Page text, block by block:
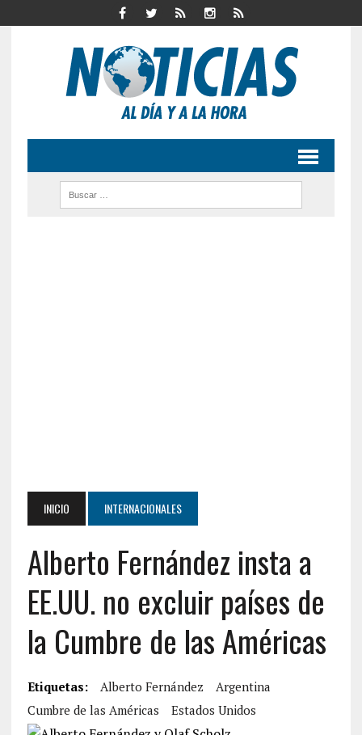
INICIO INTERNACIONALES
Alberto Fernández insta a
EE.UU. no excluir países de
la Cumbre de las Américas
Etiquetas: Alberto Fernández
Argentina
Cumbre de las Américas
Estados Unidos